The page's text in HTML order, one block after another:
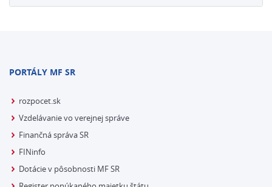
PORTÁLY MF SR
rozpocet.sk
Vzdelávanie vo verejnej správe
Finančná správa SR
FINinfo
Dotácie v pôsobnosti MF SR